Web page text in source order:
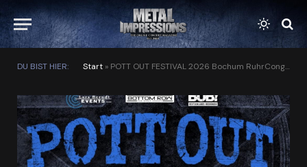
DU BIST HIER: Start » POTT OUT FESTIVAL 2026 Bochum RuhrCongress Bochum